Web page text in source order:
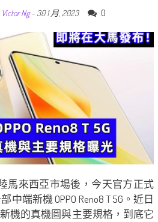
Victor Ng- 30 1 月, 2023 0
馬來西亞市場後，今天官方正式
端新機 OPPO Reno8 T 5G。近日
機的真機圖與主要規格，到底它